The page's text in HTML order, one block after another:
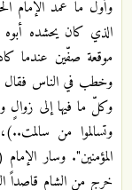
وأوّل ما عمد الإمام
الذي كان يحشده أبوه
موقعة صفّين عندما
وخطب في الناس فقال
وكلّ ما فيها إلى زوالٍ
وتسالموا من
المؤمنين". وسار
خرج من الشام قاصداً